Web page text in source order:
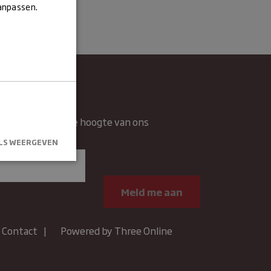
en blijft op de hoogte van ons
Contact Powered by Three Online
WEERGEVEN
Omschrijving